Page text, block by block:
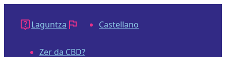
salto
Laguntza Castellano
Zer da CBD?